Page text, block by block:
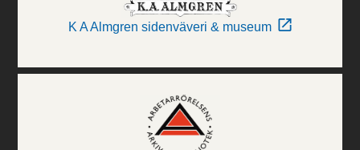
K A Almgren sidenväveri & museum